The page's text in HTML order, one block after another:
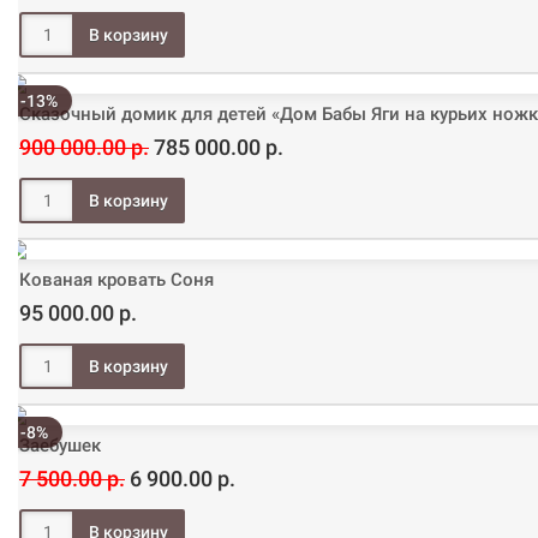
-13%
Сказочный домик для детей «Дом Бабы Яги на курьих
900 000.00 р.785 000.00 р.
Кованая кровать Соня
95 000.00 р.
-8%
Заебушек
7 500.00 р. 6 900.00 р.